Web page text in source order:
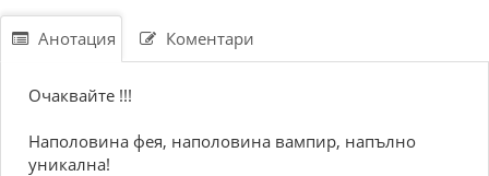
Анотация Коментари
Очаквайте !!!
Наполовина фея, наполовина вампир, напълно
уникална!